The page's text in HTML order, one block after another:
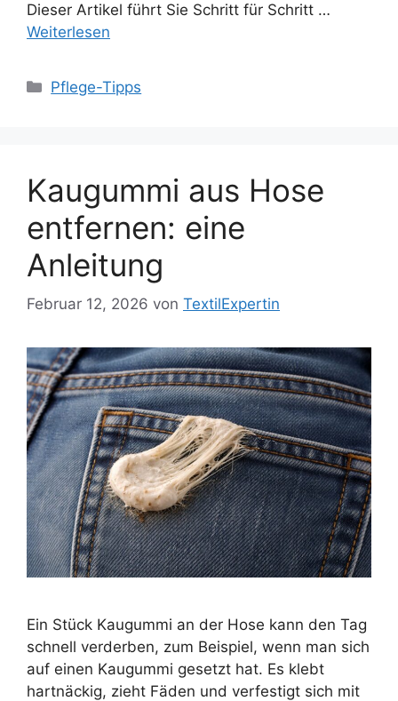
Dieser Artikel führt Sie Schritt für Schritt …
Weiterlesen
Kategorien
Pflege-Tipps
Kaugummi aus Hose
entfernen: eine
Anleitung
Februar 12, 2026 von TextilExpertin
Ein Stück Kaugummi an der Hose kann den Tag
schnell verderben, zum Beispiel, wenn man sich
auf einen Kaugummi gesetzt hat. Es klebt
hartnäckig, zieht Fäden und verfestigt sich mit